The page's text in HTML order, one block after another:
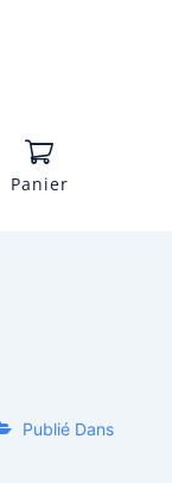
Panier
Publié Dans